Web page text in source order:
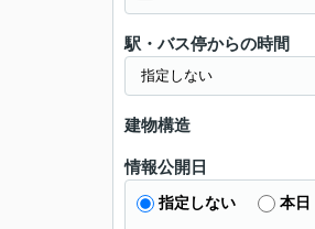
駅・バス停からの時間
建物構造
情報公開日
指定しない 本日